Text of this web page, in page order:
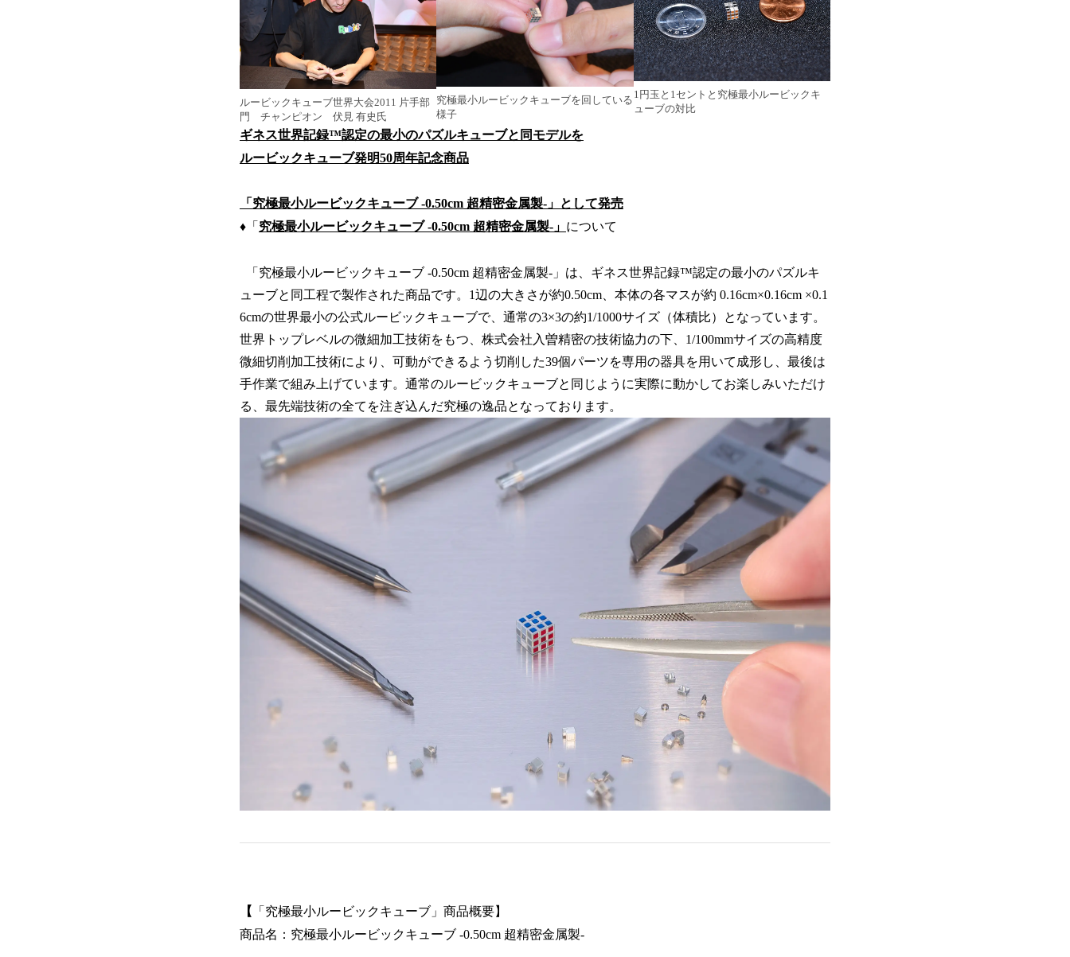
ルービックキューブ世界大会2011 片手部
門 チャンピオン 伏見 有史氏
究極最小ルービックキューブを回している
様子
1円玉と1セントと究極最小ルービックキ
ューブの対比
ギネス世界記録™認定の最小のパズルキューブと同モデルを
ルービックキューブ発明50周年記念商品
「究極最小ルービックキューブ -0.50cm 超精密金属製-」として発売
♦「 究極最小ルービックキューブ -0.50cm 超精密金属製-」 について
「究極最小ルービックキューブ -0.50cm 超精密金属製-」は、ギネス世界記録™認定の最小のパズルキ
ューブと同工程で製作された商品です。1辺の大きさが約0.50cm、本体の各マスが約 0.16cm×0.16cm ×0.1
6cmの世界最小の公式ルービックキューブで、通常の3×3の約1/1000サイズ（体積比）となっています。
世界トップレベルの微細加工技術をもつ、株式会社入曽精密の技術協力の下、1/100mmサイズの高精度
微細切削加工技術により、可動ができるよう切削した39個パーツを専用の器具を用いて成形し、最後は
手作業で組み上げています。通常のルービックキューブと同じように実際に動かしてお楽しみいただけ
る、最先端技術の全てを注ぎ込んだ究極の逸品となっております。
【
「究極最小ルービックキューブ」商品概要】
商品名：究極最小ルービックキューブ -0.50cm 超精密金属製-